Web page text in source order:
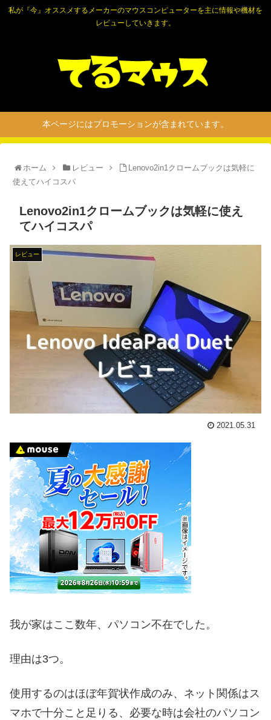
私が『今』オススメするメーカーのマウスコンピューターを主に情報や機材を
レビューしていきます。
本ページにはプロモーションが含まれています。
ホーム レビュー
Lenovo2in1クロームブックは気軽に
使えてハイコスパ
Lenovo2in1クロームブックは気軽に使え
てハイコスパ
レビュー
2021.05.31
我が家はここ数年、パソコン不在でした。
理由は3つ。
使用するのはほぼ年賀状作成のみ、ネット関係はス
マホで十分こと足りる、必要な時は会社のパソコン